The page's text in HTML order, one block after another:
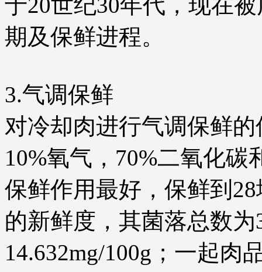
期及保鲜进程。
3.气调保鲜
对冷却肉进行气调保鲜
10%氧气，70%二氧化
保鲜作用最好，保鲜到
的新鲜度，其菌落总数
14.632mg/100g；一起肉